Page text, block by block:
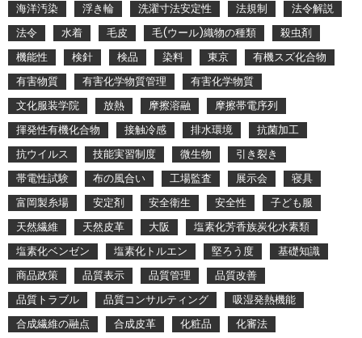
海洋汚染
浮き輪 洗濯寸法安定性 法規制
法令解説
法令
水着 毛皮 毛(ウール)織物の種類
殺虫剤
機能性
検針 検品 染料 東京
有機スズ化合物
有害物質
有害化学物質管理
有害化学物質
文化服装学院
放熱 摩擦溶融
摩擦帯電序列
揮発性有機化合物
接触冷感 排水環境
抗菌加工
抗ウイルス
技能実習制度 微生物
引き裂き
帯電性試験
布の風合い 工場監査 展示会
寝具
富岡製糸場
安定剤 安全衛生 安全性
子ども服
天然繊維
天然皮革 大阪
塩素化芳香族炭化水素類
塩素化ベンゼン
塩素化トルエン 堅ろう度
基礎知識
商品政策
品質表示 品質管理
品質改善
品質トラブル
品質コンサルティング
吸湿発熱機能
合成繊維の融点
合成皮革 化粧品
化審法